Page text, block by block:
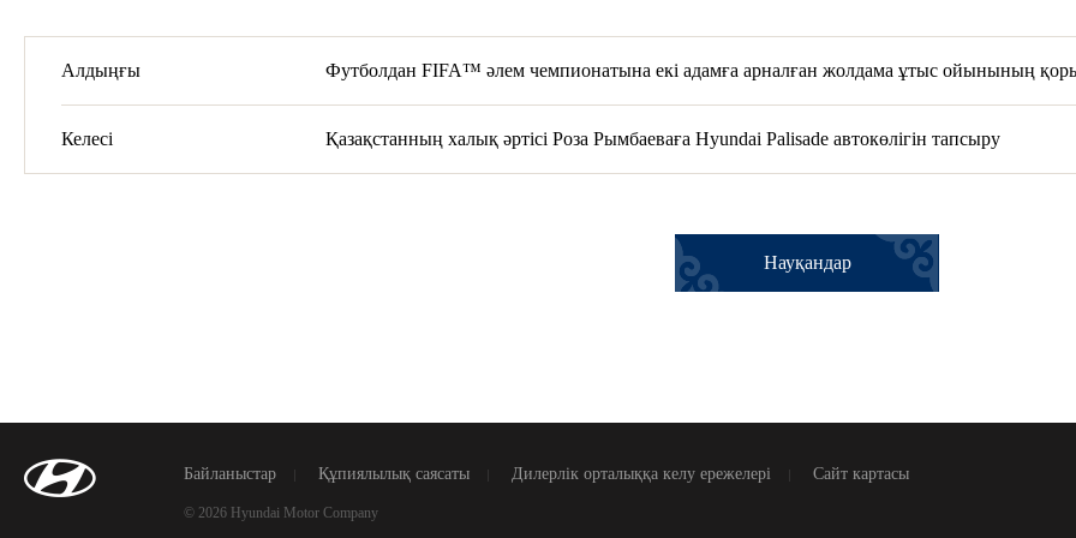
Алдыңғы Футболдан FIFA™ әлем чемпионатына екі адамға арналған жолдама ұтыс ойынының
Келесі Қазақстанның халық әртісі Роза Рымбаеваға Hyundai Palisade автокөлігін тапсыру
Науқандар
Байланыстар Құпиялылық саясаты Дилерлік орталыққа келу ережелері Сайт картасы
© 2026 Hyundai Motor Company